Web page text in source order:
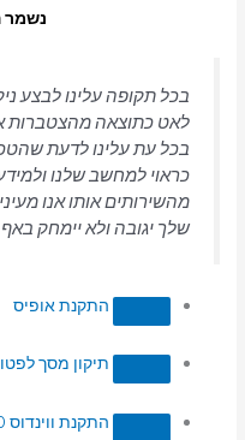
נשמר
בכל תקופה עלינו לבצע
לאט כתוצאה מהצטברות
בכל עת עלינו לדעת
כראוי למחשב שלנו
מהשירותים אותו אנו
שלך יגובה ולא יימחק
התקנת אופיס
תיקון מסך
התקנת ווינדוס 10